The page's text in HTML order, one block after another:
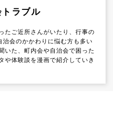
ラブル
たご近所さんがいたり、行事の
会のかかわりに悩む方も多い
いた、町内会や自治会で困った
や体験談を漫画で紹介していき